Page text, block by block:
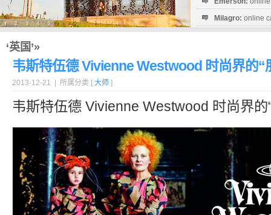
Milagro: online
‘英国’»
韦斯特伍德 Vivienne Westwood 时尚界的“
2013-12-21 | 所属分类 [ 大师 ]
韦斯特伍德 Vivienne Westwood 时尚界的